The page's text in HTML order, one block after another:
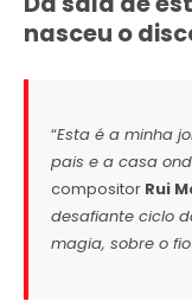
nasceu o
“Esta é a minha
pais e a casa
compositor Rui
desafiante ciclo
magia, sobre o